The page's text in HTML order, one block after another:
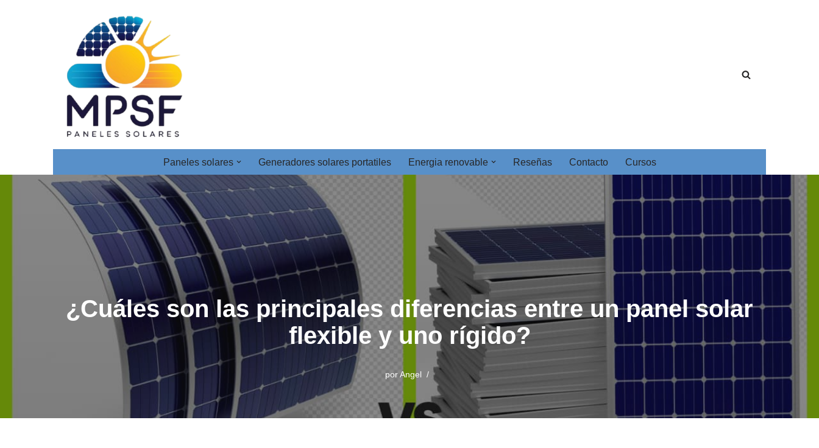
Paneles solares Generadores solares portatiles Energia renovable Reseñas Contacto Cursos
¿Cuáles son las principales diferencias entre un panel solar
flexible y uno rígido?
porAngel